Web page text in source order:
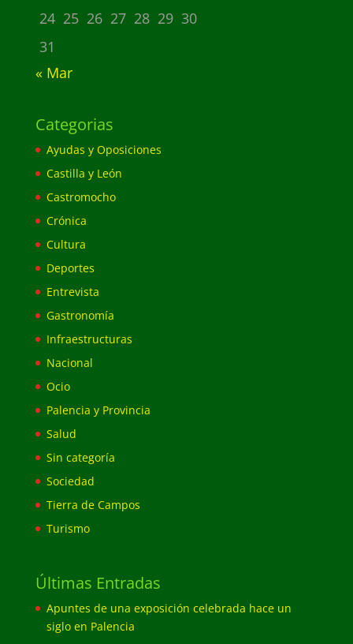
24 25 26 27 28 29 30
31
« Mar
Categorias
Ayudas y Oposiciones
Castilla y León
Castromocho
Crónica
Cultura
Deportes
Entrevista
Gastronomía
Infraestructuras
Nacional
Ocio
Palencia y Provincia
Salud
Sin categoría
Sociedad
Tierra de Campos
Turismo
Últimas Entradas
Apuntes de una exposición celebrada hace un
siglo en Palencia